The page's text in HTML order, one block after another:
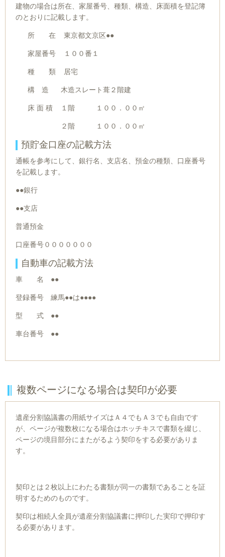
建物の場合は所在、家屋番号、種類、構造、床面積を登記簿
のとおりに記載します。
所 在 東京都文京区●●
家屋番号 １００番１
種 類 居宅
構 造 木造スレート葺２階建
床 面 積 １階 １００．００㎡
２階 １００．００㎡
預貯金口座の記載方法
通帳を参考にして、銀行名、支店名、預金の種類、口座番号
を記載します。
●●銀行
●●支店
普通預金
口座番号０００００００
自動車の記載方法
車 名 ●●
登録番号 練馬●●は●●●●
型 式 ●●
車台番号 ●●
複数ページになる場合は契印が必要
遺産分割協議書の用紙サイズはＡ４でもＡ３でも自由です
が、ページが複数枚になる場合はホッチキスで書類を綴じ、
ページの境目部分にまたがるよう契印をする必要がありま
す。
契印とは２枚以上にわたる書類が同一の書類であることを証
明するためのものです。
契印は相続人全員が遺産分割協議書に押印した実印で押印す
る必要があります。